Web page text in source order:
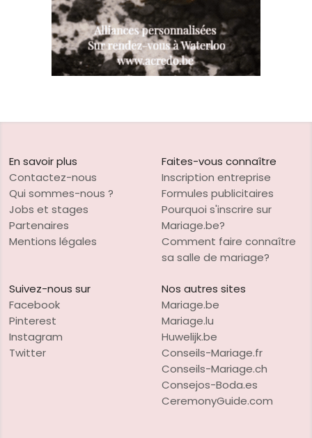
En savoir plus
Contactez-nous
Qui sommes-nous ?
Jobs et stages
Partenaires
Mentions légales
Faites-vous connaître
Inscription entreprise
Formules publicitaires
Pourquoi s'inscrire sur
Mariage.be?
Comment faire connaître
sa salle de mariage?
Suivez-nous sur
Facebook
Pinterest
Instagram
Twitter
Nos autres sites
Mariage.be
Mariage.lu
Huwelijk.be
Conseils-Mariage.fr
Conseils-Mariage.ch
Consejos-Boda.es
CeremonyGuide.com